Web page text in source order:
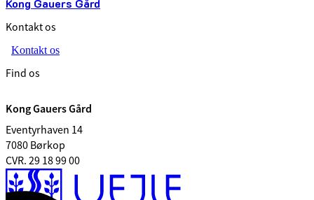
Kong Gauers Gård
Kontakt os
Kontakt os
Find os
Kong Gauers Gård
Eventyrhaven 14
7080 Børkop
CVR. 29 18 99 00